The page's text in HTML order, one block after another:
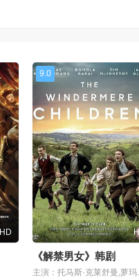
HD
9.0
《解禁男女》韩剧
主演：托马斯·